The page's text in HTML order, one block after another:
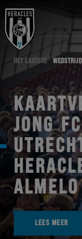
HET LAATSTE
JONG FC
ALMELO
LEES MEER